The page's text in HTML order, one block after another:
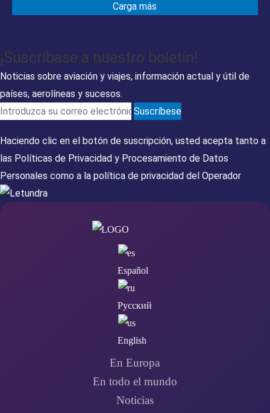
Carga más
¡Suscríbase a nuestro boletín!
Noticias sobre aviación y viajes, información actual y útil de
países, aerolíneas y sucesos.
Suscríbese
Haciendo clic en el botón de suscripción, usted acepta tanto a
las Políticas de Privacidad y Procesamiento de Datos
Personales como a la política de privacidad del Operador
En Europa
En todo el mundo
Noticias
Español
Русский
English